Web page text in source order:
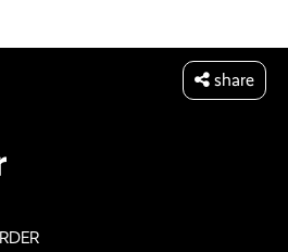
share